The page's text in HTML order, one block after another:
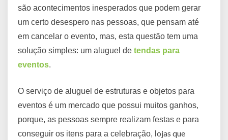
são acontecimentos inesperados que podem gerar
um certo desespero nas pessoas, que pensam até
em cancelar o evento, mas, esta questão tem uma
solução simples: um aluguel de tendas para
eventos.
O serviço de aluguel de estruturas e objetos para
eventos é um mercado que possui muitos ganhos,
porque, as pessoas sempre realizam festas e para
conseguir os itens para a celebração, l ojas que